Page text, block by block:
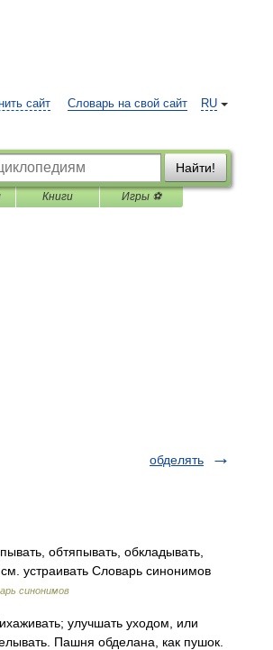
RU
сайт Словарь на свой сайт
Найти!
Книги Игры ⚽
обделять
обтяпывать, обкладывать,
устраивать Словарь синонимов
синонимов
улучшать уходом, или
Пашня обделана, как пушок.